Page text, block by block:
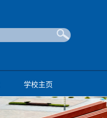
学校主页